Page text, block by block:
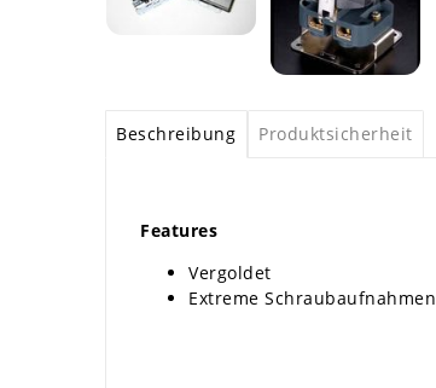
Beschreibung Produktsicherheit
Features
Vergoldet
Extreme Schraubaufnahmen